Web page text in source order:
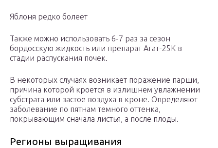
Яблоня редко болеет
Также можно использовать 6-7 раз за сезон
бордосскую жидкость или препарат Агат-25К в
стадии распускания почек.
В некоторых случаях возникает поражение парши,
причина которой кроется в излишнем увлажнении
субстрата или застое воздуха в кроне. Определяют
заболевание по пятнам темного оттенка,
покрывающим сначала листья, а после плоды.
Регионы выращивания